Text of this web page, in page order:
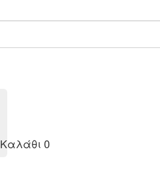
Καλάθι 0